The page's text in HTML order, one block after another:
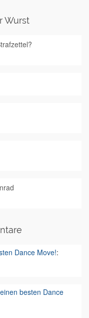
Wurst
Dance Move!:
besten Dance